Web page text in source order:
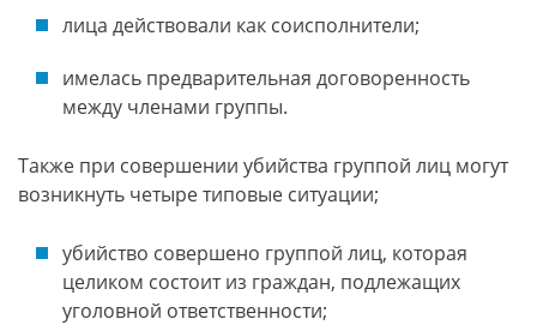
лица действовали как соисполнители;
имелась предварительная договоренность
между членами группы.
Также при совершении убийства группой лиц могут
возникнуть четыре типовые ситуации;
убийство совершено группой лиц, которая
целиком состоит из граждан, подлежащих
уголовной ответственности;